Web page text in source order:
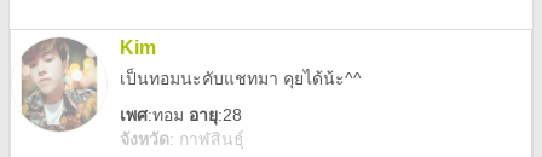
Kim
เป็นทอมนะคับแชทมา คุยได้น้ะ^^
เพศ:ทอม อายุ:28
จังหวัด: กาฬสินธุ์